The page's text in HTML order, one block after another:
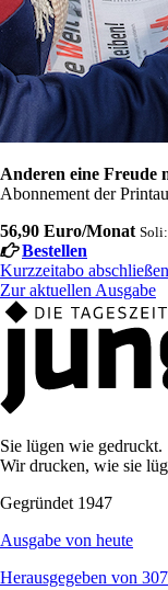
Anderen eine Freude
Abonnement der
56,90 Euro/Monat
Bestellen
Kurzzeitabo abschließen
Zur aktuellen Ausgabe
Sie lügen wie gedruckt.
Wir drucken, wie sie
Gegründet 1947
Ausgabe von heute
Herausgegeben von